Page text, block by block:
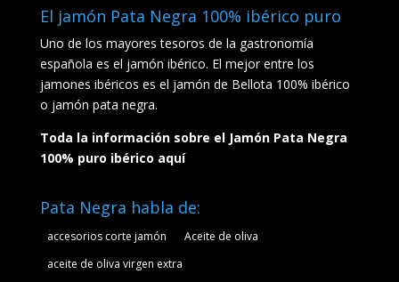
El jamón Pata Negra 100% ibérico puro
Uno de los mayores tesoros de la gastronomía
española es el jamón ibérico. El mejor entre los
jamones ibéricos es el jamón de Bellota 100% ibérico
o jamón pata negra.
Toda la información sobre el Jamón Pata Negra
100% puro ibérico aquí
Pata Negra habla de:
accesorios corte jamón
Aceite de oliva
aceite de oliva virgen extra